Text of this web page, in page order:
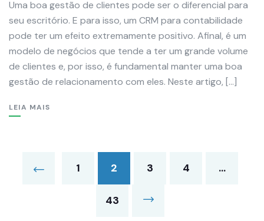
Uma boa gestão de clientes pode ser o diferencial para
seu escritório. E para isso, um CRM para contabilidade
pode ter um efeito extremamente positivo. Afinal, é um
modelo de negócios que tende a ter um grande volume
de clientes e, por isso, é fundamental manter uma boa
gestão de relacionamento com eles. Neste artigo, […]
LEIA MAIS
1 2 3 4 …
43